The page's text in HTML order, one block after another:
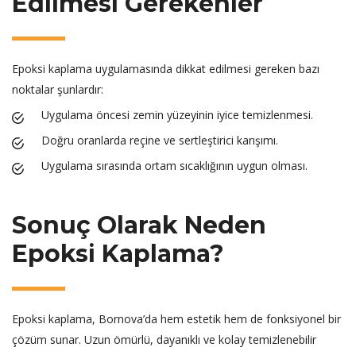
Epoksi kaplama uygulamasında dikkat edilmesi gereken bazı
noktalar şunlardır:
Uygulama öncesi zemin yüzeyinin iyice temizlenmesi.
Doğru oranlarda reçine ve sertleştirici karışımı.
Uygulama sırasında ortam sıcaklığının uygun olması.
Sonuç Olarak Neden
Epoksi Kaplama?
Epoksi kaplama, Bornova’da hem estetik hem de fonksiyonel bir
çözüm sunar. Uzun ömürlü, dayanıklı ve kolay temizlenebilir